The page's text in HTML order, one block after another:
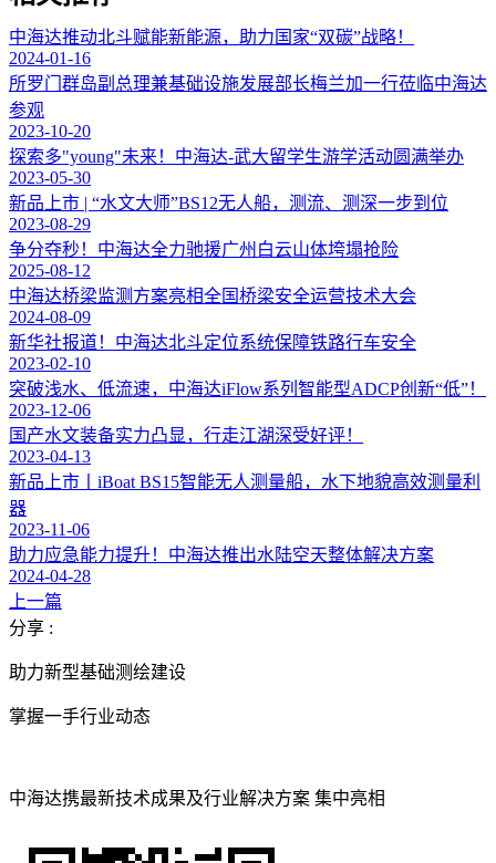
中海达推动北斗赋能新能源，助力国家“双碳”战略！
2024-01-16
所罗门群岛副总理兼基础设施发展部长梅兰加一行莅临中海达
参观
2023-10-20
探索多"young"未来！中海达-武大留学生游学活动圆满举办
2023-05-30
新品上市 | “水文大师”BS12无人船，测流、测深一步到位
2023-08-29
争分夺秒！中海达全力驰援广州白云山体垮塌抢险
2025-08-12
中海达桥梁监测方案亮相全国桥梁安全运营技术大会
2024-08-09
新华社报道！中海达北斗定位系统保障铁路行车安全
2023-02-10
突破浅水、低流速，中海达iFlow系列智能型ADCP创新“低”！
2023-12-06
国产水文装备实力凸显，行走江湖深受好评！
2023-04-13
新品上市丨iBoat BS15智能无人测量船，水下地貌高效测量利
器
2023-11-06
助力应急能力提升！中海达推出水陆空天整体解决方案
2024-04-28
上一篇
分享 :
助力新型基础测绘建设
掌握一手行业动态
中海达携最新技术成果及行业解决方案 集中亮相